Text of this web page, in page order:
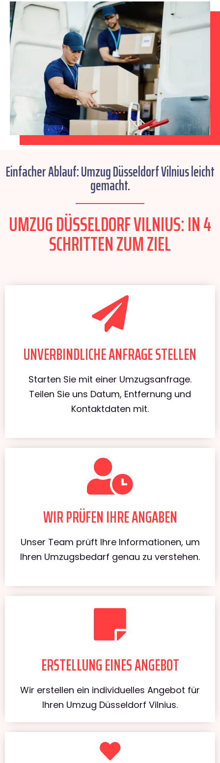
Einfacher Ablauf: Umzug Düsseldorf Vilnius leicht
gemacht.
UMZUG DÜSSELDORF VILNIUS: IN 4
SCHRITTEN ZUM ZIEL
UNVERBINDLICHE ANFRAGE STELLEN
Starten Sie mit einer Umzugsanfrage.
Teilen Sie uns Datum, Entfernung und
Kontaktdaten mit.
WIR PRÜFEN IHRE ANGABEN
Unser Team prüft Ihre Informationen, um
Ihren Umzugsbedarf genau zu verstehen.
ERSTELLUNG EINES ANGEBOT
Wir erstellen ein individuelles Angebot für
Ihren Umzug Düsseldorf Vilnius.